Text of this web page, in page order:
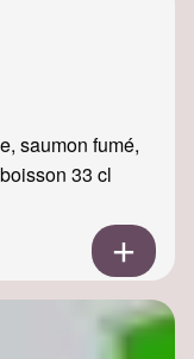
saumon fumé,
33 cl